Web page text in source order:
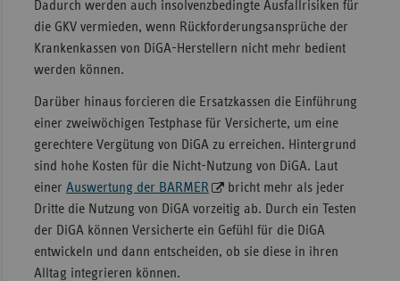
Dadurch werden auch insolvenzbedingte Ausfallrisiken für
die GKV vermieden, wenn Rückforderungsansprüche der
Krankenkassen von DiGA-Herstellern nicht mehr bedient
werden können.
Darüber hinaus forcieren die Ersatzkassen die Einführung
einer zweiwöchigen Testphase für Versicherte, um eine
gerechtere Vergütung von DiGA zu erreichen. Hintergrund
sind hohe Kosten für die Nicht-Nutzung von DiGA. Laut
einer Auswertung der BARMER
bricht mehr als jeder
Dritte die Nutzung von DiGA vorzeitig ab. Durch ein Testen
der DiGA können Versicherte ein Gefühl für die DiGA
entwickeln und dann entscheiden, ob sie diese in ihren
Alltag integrieren können.